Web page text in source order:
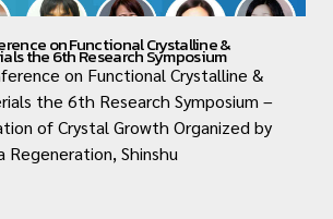
on Functional Crystalline &
the 6th Research Symposium
on Functional Crystalline &
the 6th Research Symposium –
of Crystal Growth Organized by
Shinshu